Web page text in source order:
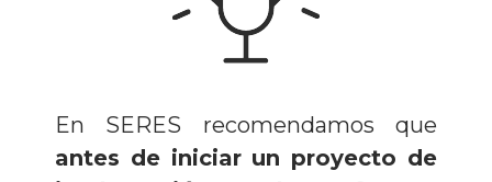
En SERES recomendamos que
antes de iniciar un proyecto de